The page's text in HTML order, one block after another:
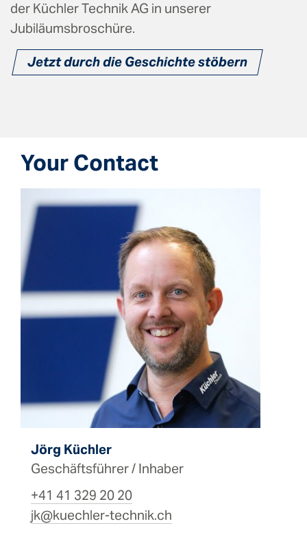
der Küchler Technik AG in unserer
Jubiläumsbroschüre.
Jetzt durch die Geschichte stöbern
Your Contact
Jörg Küchler
Geschäftsführer / Inhaber
+41 41 329 20 20
jk@kuechler-technik.ch